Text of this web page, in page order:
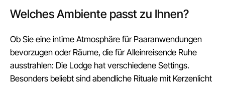
Welches Ambiente passt zu Ihnen?
Ob Sie eine intime Atmosphäre für Paaranwendungen
bevorzugen oder Räume, die für Alleinreisende Ruhe
ausstrahlen: Die Lodge hat verschiedene Settings.
Besonders beliebt sind abendliche Rituale mit Kerzenlicht